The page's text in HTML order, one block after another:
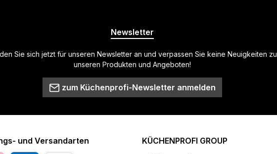
Newsletter
Sie sich jetzt für unseren Newsletter an und verpassen Sie keine Neuigkeiten zu
unseren Produkten und Angeboten!
zum Küchenprofi-Newsletter anmelden
und Versandarten KÜCHENPROFI GROUP